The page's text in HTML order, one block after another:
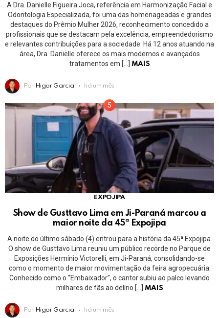
A Dra. Danielle Figueira Joca, referência em Harmonização Facial e
Odontologia Especializada, foi uma das homenageadas e grandes
destaques do Prêmio Mulher 2026, reconhecimento concedido a
profissionais que se destacam pela excelência, empreendedorismo
e relevantes contribuições para a sociedade. Há 12 anos atuando na
área, Dra. Danielle oferece os mais modernos e avançados
tratamentos em […]
MAIS
Por Higor Garcia há um mês
EXPOJIPA
Show de Gusttavo Lima em Ji-Paraná marcou a
maior noite da 45ª Expojipa
A noite do último sábado (4) entrou para a história da 45ª Expojipa.
O show de Gusttavo Lima reuniu um público recorde no Parque de
Exposições Hermínio Victorelli, em Ji-Paraná, consolidando-se
como o momento de maior movimentação da feira agropecuária.
Conhecido como o “Embaixador”, o cantor subiu ao palco levando
milhares de fãs ao delírio […]
MAIS
Por Higor Garcia há um mês